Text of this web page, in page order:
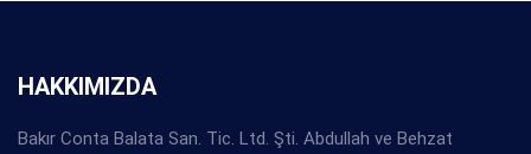
HAKKIMIZDA
Bakır Conta Balata San. Tic. Ltd. Şti. Abdullah ve Behzat